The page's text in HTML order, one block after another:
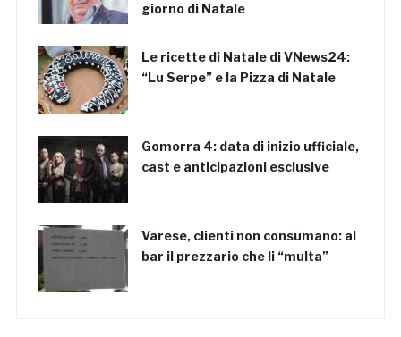
giorno di Natale
Le ricette di Natale di VNews24:
“Lu Serpe” e la Pizza di Natale
Gomorra 4: data di inizio ufficiale,
cast e anticipazioni esclusive
Varese, clienti non consumano: al
bar il prezzario che li “multa”